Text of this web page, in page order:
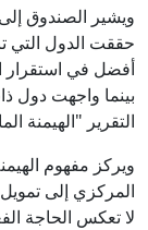
ويشير الصندوق
حققت الدول التي
أفضل في استقرار
بينما واجهت دول
التقرير "الهيمنة
ويركز مفهوم
المركزي إلى
لا تعكس الحاجة